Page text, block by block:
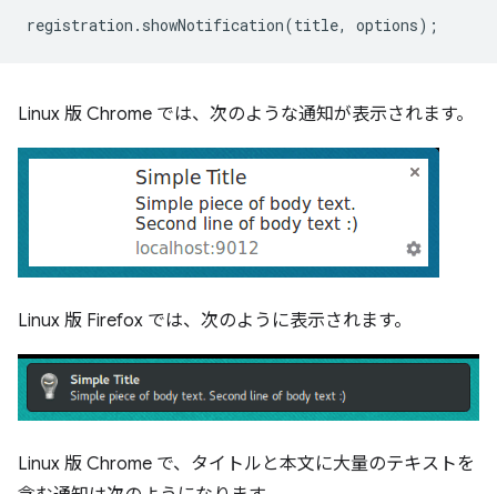
registration . showNotification(title, options);
Linux 版 Chrome では、次のような通知が表示されます。
Linux 版 Firefox では、次のように表示されます。
Linux 版 Chrome で、タイトルと本文に大量のテキストを